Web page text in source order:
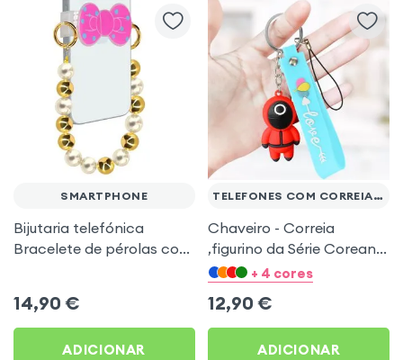
SMARTPHONE
Bijutaria telefónica
Bracelete de pérolas com
14,90 €
ADICIONAR
TELEFONES COM CORREIA DE PULSO
Chaveiro - Correia
,figurino da Série Coreana
Squid Game - bracelete
+ 4 cores
12,90 €
ADICIONAR